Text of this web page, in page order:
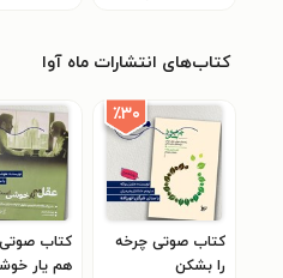
کتاب‌های انتشارات ماه آوا
٪۳۰
کتاب صوتی چرخه
را بشکن
کتاب
هم یار